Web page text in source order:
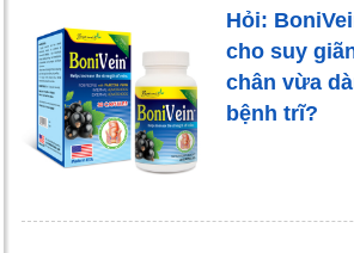
Hỏi:
cho suy
chân vừa
bệnh trĩ?